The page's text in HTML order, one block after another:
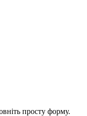
просту форму.